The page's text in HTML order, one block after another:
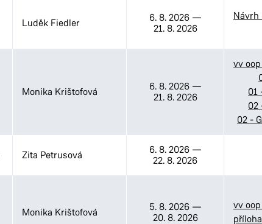
Luděk Fiedler 6. 8. 2026—
21. 8. 2026
Monika Krištofová 6. 8. 2026—
21. 8. 2026
01
02
02 -
Zita Petrusová 6. 8. 2026—
22. 8. 2026
Monika Krištofová 5. 8. 2026—
20. 8. 2026